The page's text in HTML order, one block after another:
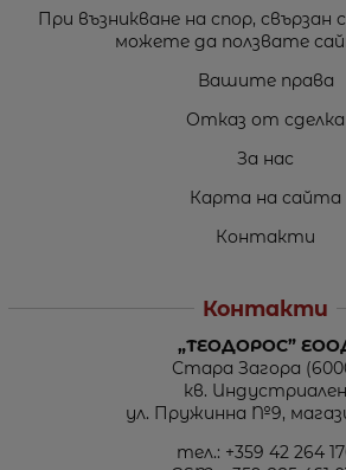
При възникване на спор, свързан
можете да ползвате
Вашите права
Отказ от сделка
За нас
Карта на сайта
Контакти
Контакти
„ТЕОДОРОС”
Стара Загора
кв. Индустриален
ул. Пружинна №9,
тел.: +359 42 264